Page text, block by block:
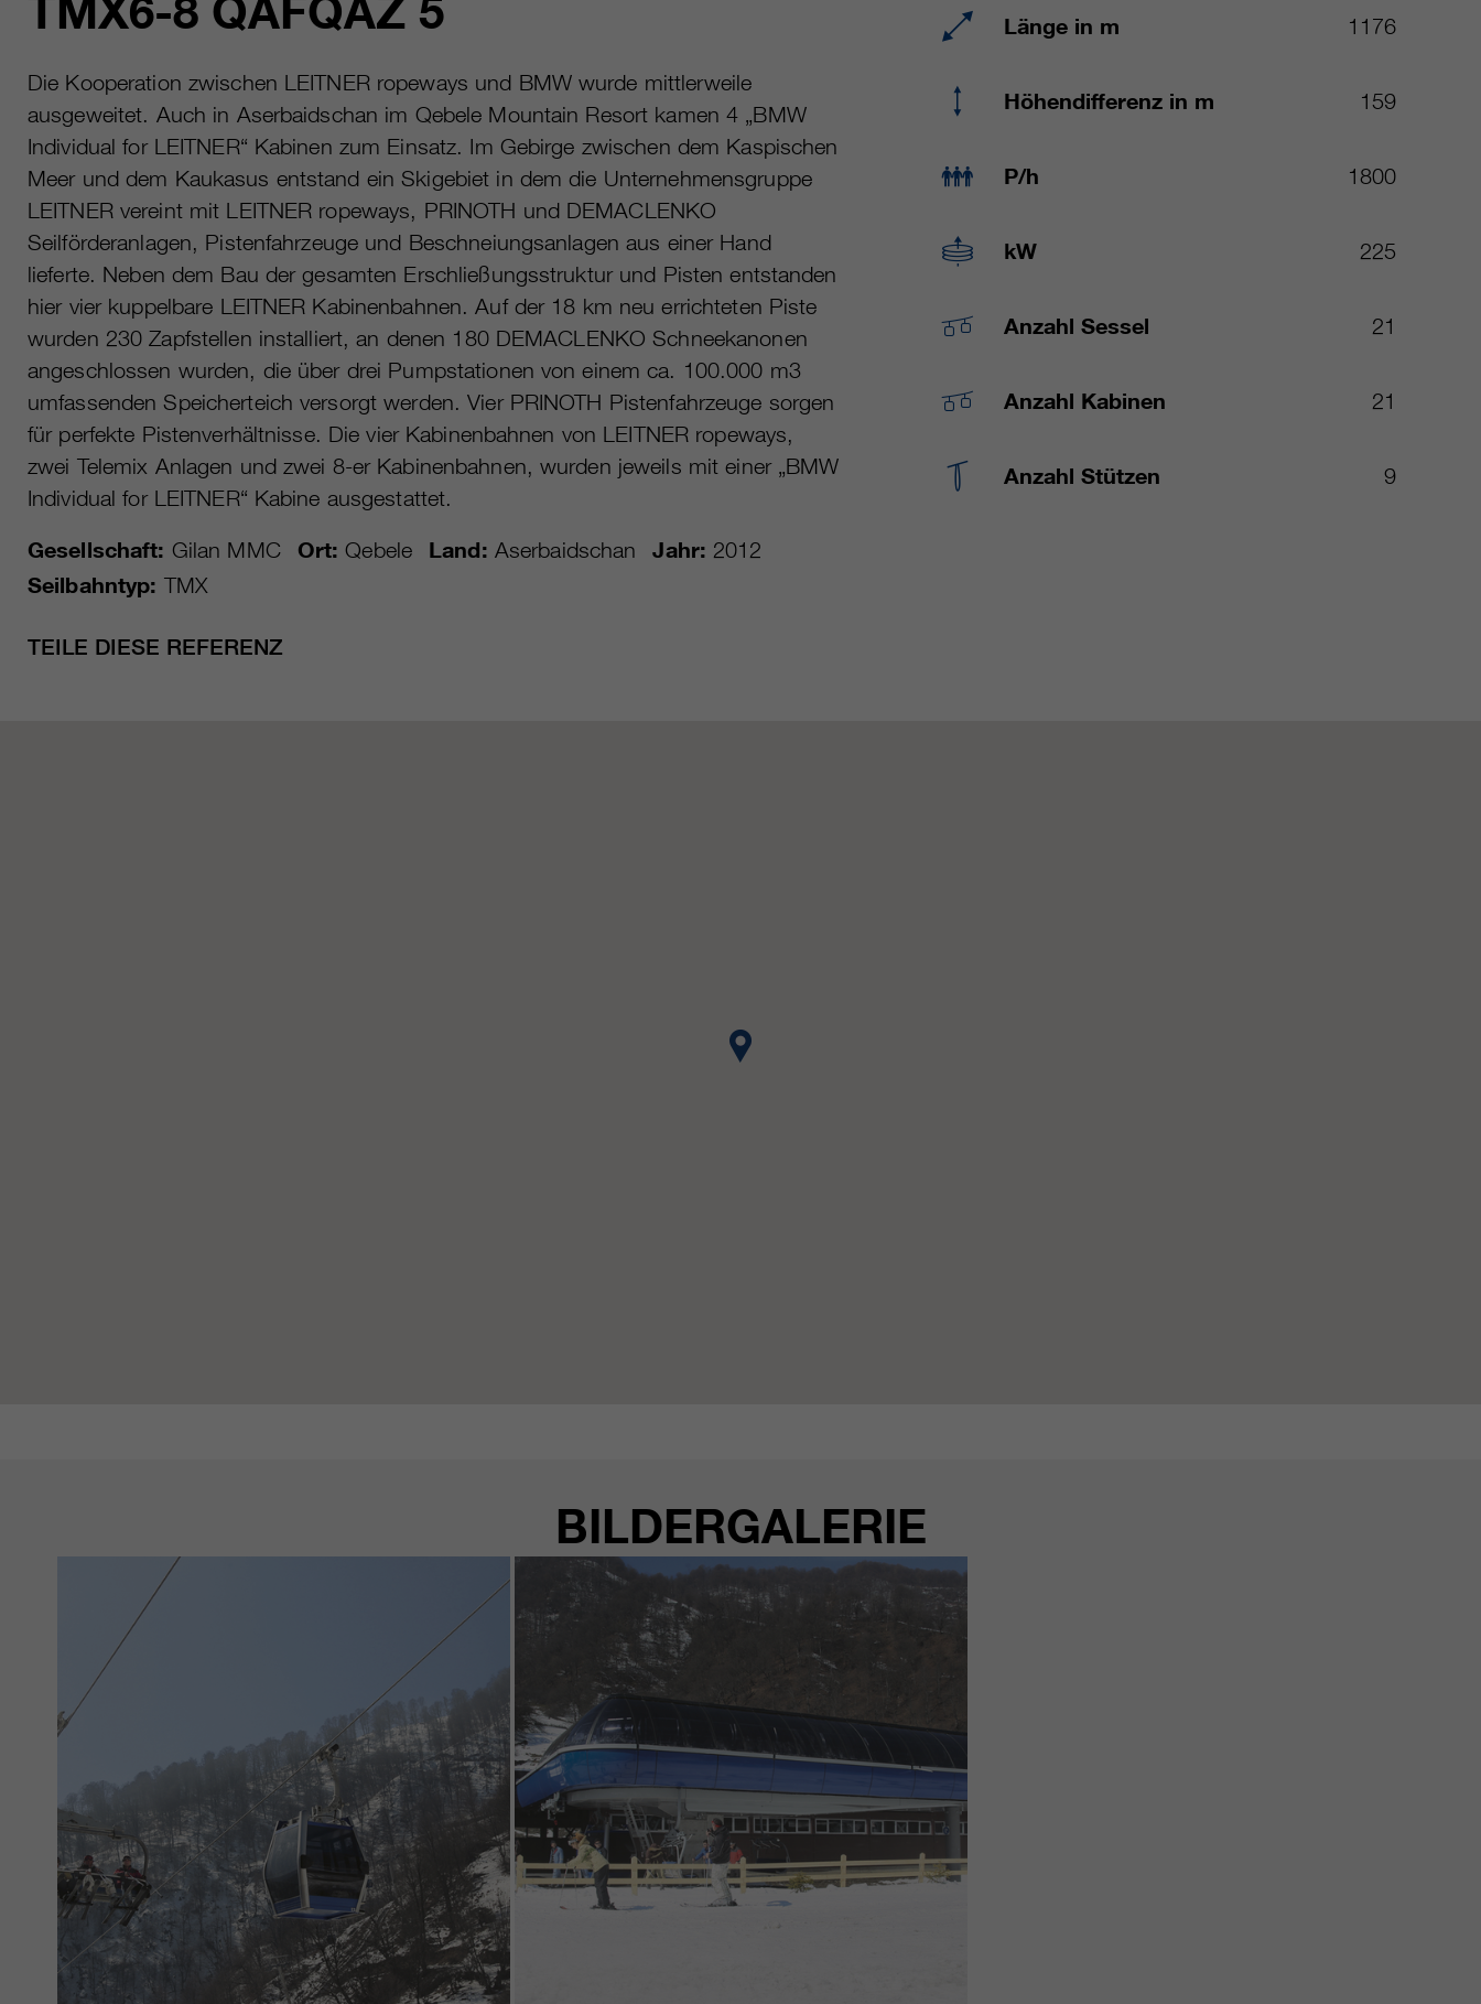
TMX6-8 QAFQAZ 5
Die Kooperation zwischen LEITNER ropeways und BMW wurde mittlerweile
ausgeweitet. Auch in Aserbaidschan im Qebele Mountain Resort kamen 4 „BMW
Individual for LEITNER“ Kabinen zum Einsatz. Im Gebirge zwischen dem Kaspischen
Meer und dem Kaukasus entstand ein Skigebiet in dem die Unternehmensgruppe
LEITNER vereint mit LEITNER ropeways, PRINOTH und DEMACLENKO
Seilförderanlagen, Pistenfahrzeuge und Beschneiungsanlagen aus einer Hand
lieferte. Neben dem Bau der gesamten Erschließungsstruktur und Pisten entstanden
hier vier kuppelbare LEITNER Kabinenbahnen. Auf der 18 km neu errichteten Piste
wurden 230 Zapfstellen installiert, an denen 180 DEMACLENKO Schneekanonen
angeschlossen wurden, die über drei Pumpstationen von einem ca. 100.000 m3
umfassenden Speicherteich versorgt werden. Vier PRINOTH Pistenfahrzeuge sorgen
für perfekte Pistenverhältnisse. Die vier Kabinenbahnen von LEITNER ropeways,
zwei Telemix Anlagen und zwei 8-er Kabinenbahnen, wurden jeweils mit einer „BMW
Individual for LEITNER“ Kabine ausgestattet.
Gesellschaft: Gilan MMC Ort: Qebele Land: Aserbaidschan Jahr: 2012
Seilbahntyp: TMX
TEILE DIESE REFERENZ
Länge in m 1176
Höhendifferenz in m 159
P/h 1800
kW 225
Anzahl Sessel 21
Anzahl Kabinen 21
Anzahl Stützen 9
BILDERGALERIE
Anbieter sgalinski Cookie Opt In
Laufzeit 30 Tage
Zweck
Speichert die vom Benutzer gewählten Cookie-
Mehrere - variieren zwischen 2 Jahren und 6
Zweck
Diese Cookies werden von Google Analytics
verwendet, um verschiedene Arten von
Nutzungsinformationen zu sammeln,
einschließlich persönlicher und nicht-
personenbezogener Informationen. Weitere
Informationen finden Sie in den
Analytics unter
https://policies.google.com/privacy.
Gesammelte nicht personenbezogene Daten
Nutzung der Website zu erstellen, die uns
helfen, unsere Websites / Apps zu verbessern.
Diese Informationen werden auch an unsere
Kunden / Partner weitergegeben.